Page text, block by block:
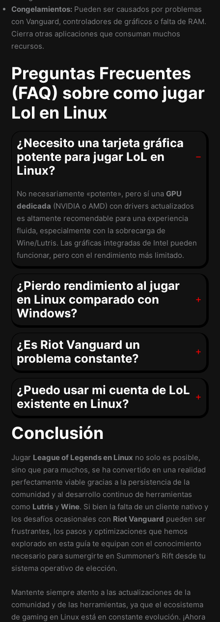
Congelamientos: Pueden ser causados por problemas
con Vanguard, controladores de gráficos o falta de RAM.
Cierra otras aplicaciones que consuman muchos
recursos.
Preguntas Frecuentes
(FAQ) sobre como jugar
Lol en Linux
¿Necesito una tarjeta gráfica
potente para jugar LoL en
Linux?
No necesariamente «potente», pero sí unaGPU
dedicada (NVIDIA o AMD) con drivers actualizados
es altamente recomendable para una experiencia
fluida, especialmente con la sobrecarga de
Wine/Lutris. Las gráficas integradas de Intel pueden
funcionar, pero con el rendimiento más limitado.
¿Pierdo rendimiento al jugar
en Linux comparado con
Windows?
¿Es Riot Vanguard un
problema constante?
¿Puedo usar mi cuenta de LoL
existente en Linux?
Conclusión
Jugar League of Legends en Linux no solo es posible,
sino que para muchos, se ha convertido en una realidad
perfectamente viable gracias a la persistencia de la
comunidad y al desarrollo continuo de herramientas
como Lutris yWine. Si bien la falta de un cliente nativo y
los desafíos ocasionales con Riot Vanguard pueden ser
frustrantes, los pasos y optimizaciones que hemos
explorado en esta guía te equipan con el conocimiento
necesario para sumergirte en Summoner’s Rift desde tu
sistema operativo de elección.
Mantente siempre atento a las actualizaciones de la
comunidad y de las herramientas, ya que el ecosistema
de gaming en Linux está en constante evolución. ¡Ahora